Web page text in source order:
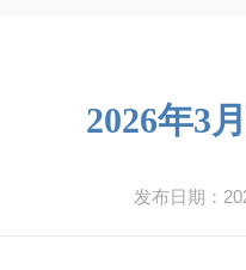
2026年3
发布日期：